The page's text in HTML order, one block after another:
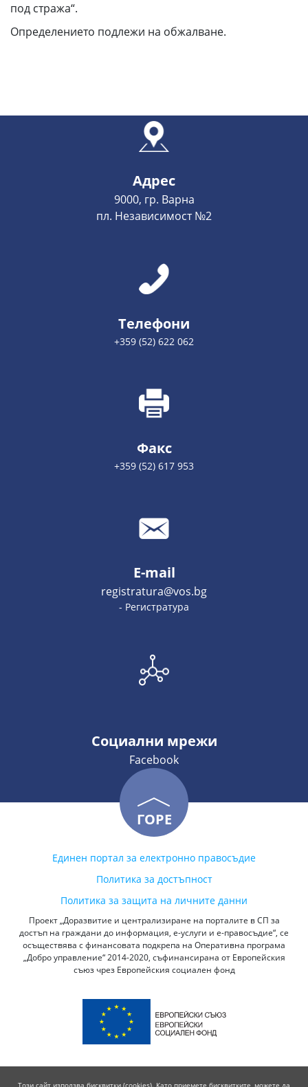
под стража“.
Определението подлежи на обжалване.
Адрес
9000, гр. Варна
пл. Независимост №2
Телефони
+359 (52) 622 062
Факс
+359 (52) 617 953
E-mail
registratura@vos.bg
- Регистратура
Социални мрежи
Facebook
ГОРЕ
Единен портал за електронно правосъдие
Политика за достъпност
Политика за защита на личните данни
Проект „Доразвитие и централизиране на порталите в СП за
достъп на граждани до информация, е-услуги и е-правосъдие“, се
осъществява с финансовата подкрепа на Оперативна програма
„Добро управление“ 2014-2020, съфинансирана от Европейския
съюз чрез Европейския социален фонд
Този сайт използва бисквитки (cookies). Като приемете бисквитките, можете да